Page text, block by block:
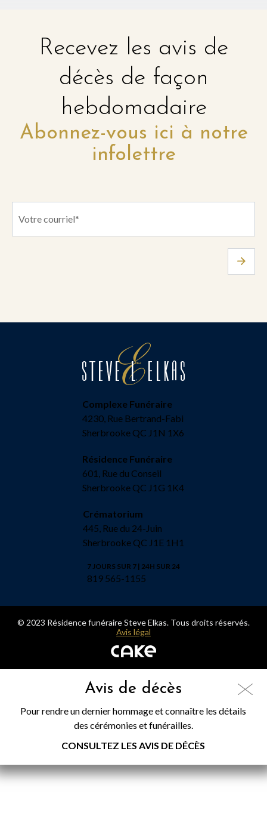
Recevez les avis de
décès de façon
hebdomadaire
Abonnez-vous ici à notre
infolettre
Complexe Funéraire
4230, Rue Bertrand-Fabi
Sherbrooke QC J1N 1X6
Résidence Funéraire
601, Rue du Conseil
Sherbrooke QC J1G 1K4
Crématorium
445, Rue du 24-Juin
Sherbrooke QC J1E 1H1
7 JOURS SUR 7 | 24H SUR 24
819 565-1155
© 2023 Résidence funéraire Steve Elkas. Tous droits réservés.
Avis légal
Avis de décès
Pour rendre un dernier hommage et connaître les détails
des cérémonies et funérailles.
CONSULTEZ LES AVIS DE DÉCÈS